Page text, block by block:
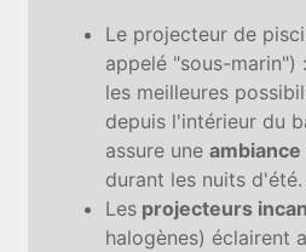
Le projecteur de
appelé "sous-marin")
les meilleures
depuis l'intérieur du
assure une
durant les nuits d'été.
Les projecteurs
halogènes) éclairent